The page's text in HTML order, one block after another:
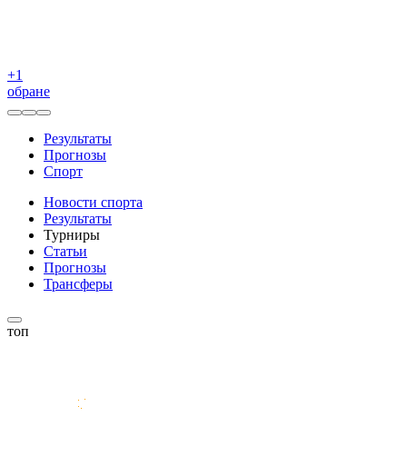
+1
обране
Результаты
Прогнозы
Спорт
Новости спорта
Результаты
Турниры
Статьи
Прогнозы
Трансферы
топ